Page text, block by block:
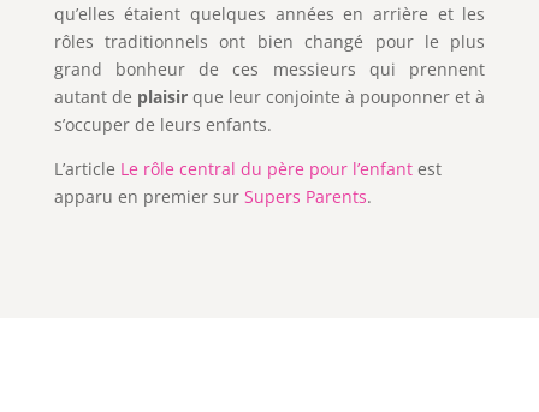
qu’elles étaient quelques années en arrière et les
rôles traditionnels ont bien changé pour le plus
grand bonheur de ces messieurs qui prennent
autant de plaisirque leur conjointe à pouponner et à
s’occuper de leurs enfants.
L’article Le rôle central du père pour l’enfantest
apparu en premier sur Supers Parents.